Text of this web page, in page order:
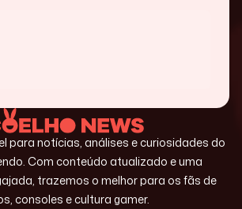
para notícias, análises e curiosidades do
Com conteúdo atualizado e uma
trazemos o melhor para os fãs de
consoles e cultura gamer.